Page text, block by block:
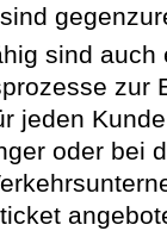
sind auch
zur
jeden
oder bei